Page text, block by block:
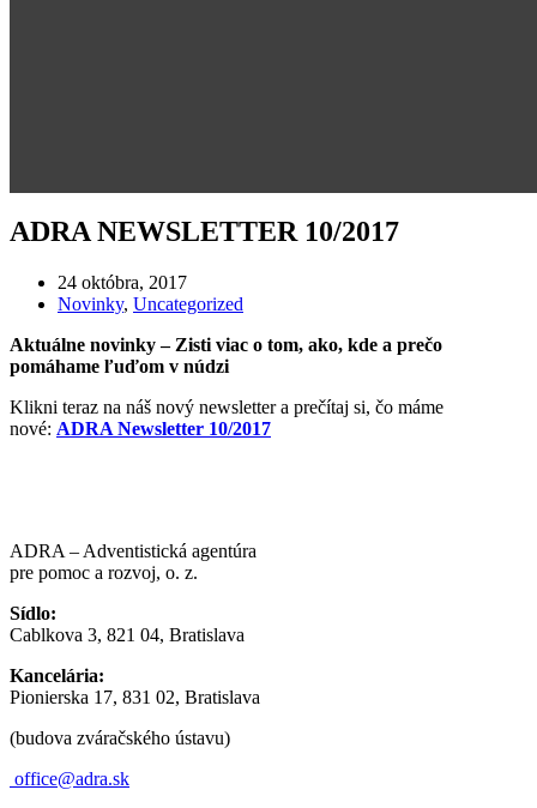
ADRA NEWSLETTER 10/2017
24 októbra, 2017
Novinky, Uncategorized
Aktuálne novinky – Zisti viac o tom, ako, kde a prečo
pomáhame ľuďom v núdzi
Klikni teraz na náš nový newsletter a prečítaj si, čo máme
nové: ADRA Newsletter 10/2017
ADRA – Adventistická agentúra
pre pomoc a rozvoj, o. z.
Sídlo:
Cablkova 3, 821 04, Bratislava
Kancelária:
Pionierska 17, 831 02, Bratislava
(budova zváračského ústavu)
office@adra.sk